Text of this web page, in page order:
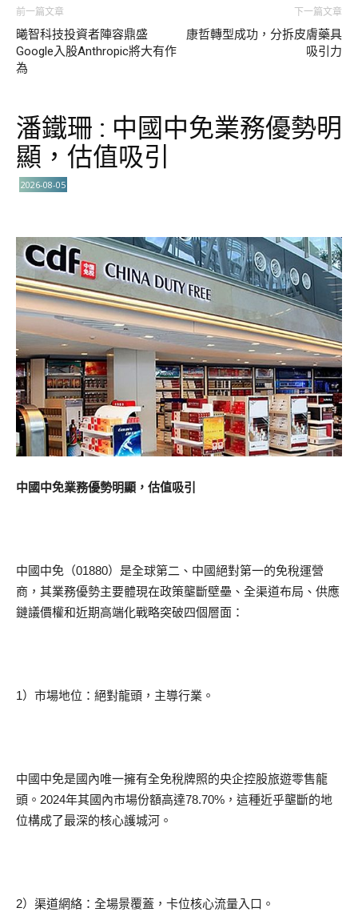
前一篇文章
曦智科技投資者陣容鼎盛
Google入股Anthropic將大有作
為
下一篇文章
康哲轉型成功，分拆皮膚藥具
吸引力
潘鐵珊 : 中國中免業務優勢明
顯，估值吸引
2026-08-05
中國中免業務優勢明顯，估值吸引
中國中免（01880）是全球第二、中國絕對第一的免稅運營
商，其業務優勢主要體現在政策壟斷壁壘、全渠道布局、供應
鏈議價權和近期高端化戰略突破四個層面：
1）市場地位：絕對龍頭，主導行業。
中國中免是國內唯一擁有全免稅牌照的央企控股旅遊零售龍
頭。2024年其國內市場份額高達78.70%，這種近乎壟斷的地
位構成了最深的核心護城河。
2）渠道網絡：全場景覆蓋，卡位核心流量入口。